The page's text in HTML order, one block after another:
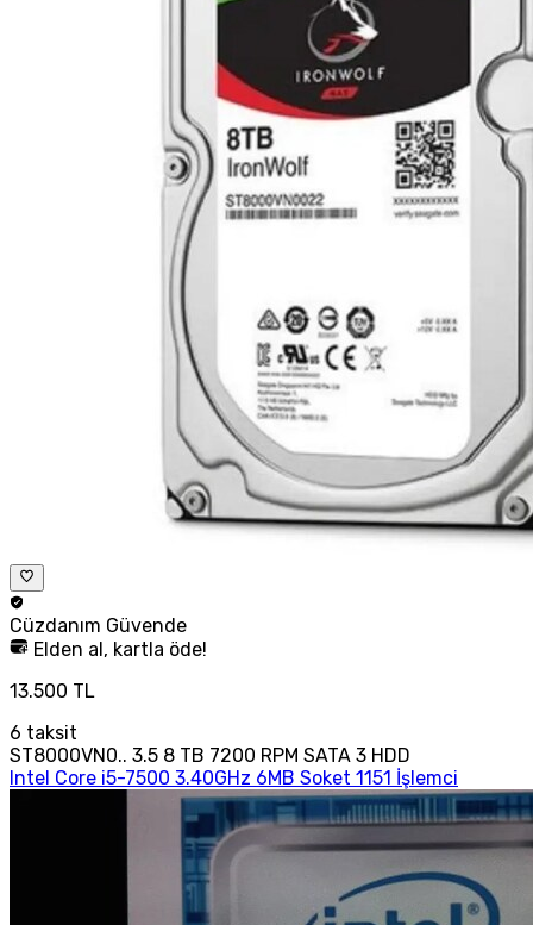
Cüzdanım Güvende
Elden al, kartla öde!
13.500 TL
6 taksit
ST8000VN0.. 3.5 8 TB 7200 RPM SATA 3 HDD
Intel Core i5-7500 3.40GHz 6MB Soket 1151 İşlemci